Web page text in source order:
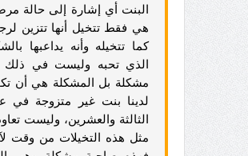
البنت أي إشارة إلى حالة
هي فقط تتخيل أنها تتزين
كما تتخيله وأنه يداعبها
الذي تحبه وليست في ذلك
مشكلة بل المشكلة هي أن
لدينا بنت غير متزوجة في
الثالثة والعشرين، وليست
مثل هذه التخيلات من وقت